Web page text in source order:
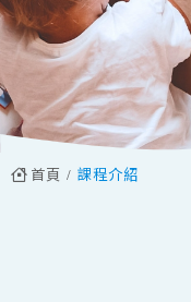
首頁 課程介紹